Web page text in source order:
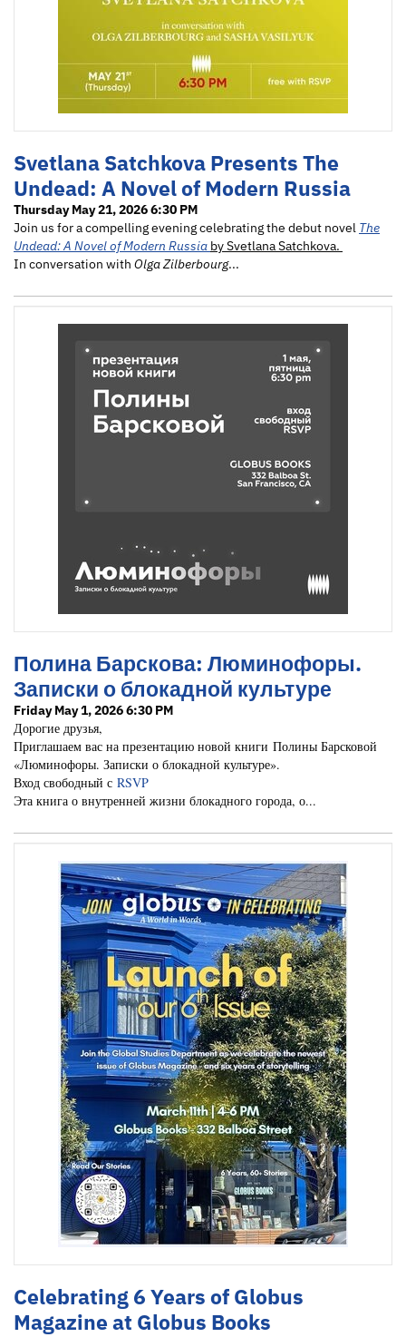
Svetlana Satchkova Presents The
Undead: A Novel of Modern Russia
Thursday May 21, 2026 6:30 PM
Join us for a compelling evening celebrating the debut novel The
Undead: A Novel of Modern Russia by Svetlana Satchkova.
In conversation with Olga Zilberbourg...
Полина Барскова: Люминофоры.
Записки о блокадной культуре
Friday May 1, 2026 6:30 PM
Дорогие друзья,
Приглашаем вас на презентацию новой книги Полины Барсковой
«Люминофоры. Записки о блокадной культуре».
Вход свободный с RSVP
Эта книга о внутренней жизни блокадного города, о...
Celebrating 6 Years of Globus
Magazine at Globus Books